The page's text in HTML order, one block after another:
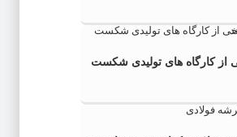
از کارگاه‌ های تولیدی شکست